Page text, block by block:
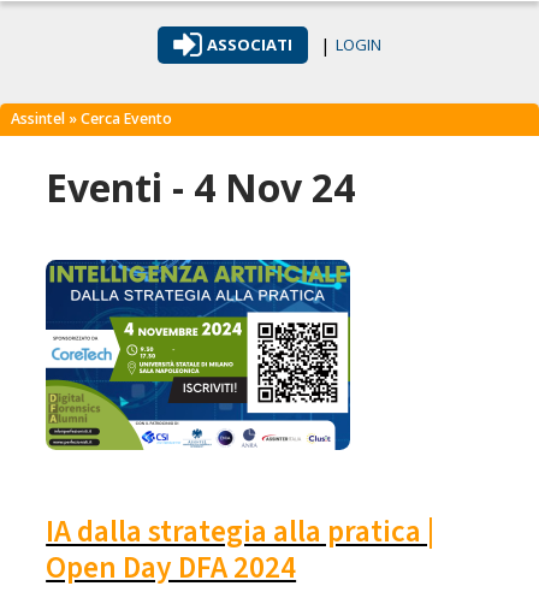
ASSOCIATI | LOGIN
Assintel » Cerca Evento
Eventi - 4 Nov 24
IA dalla strategia alla pratica |
Open Day DFA 2024